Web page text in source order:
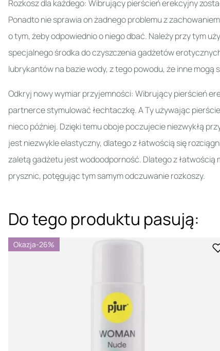
Rozkosz dla każdego: Wibrujący pierścień erekcyjny
Ponadto nie sprawia on żadnego problemu z
o tym, żeby odpowiednio o niego dbać. Należy przy tym
specjalnego środka do czyszczenia gadżetów
lubrykantów na bazie wody, z tego powodu, że inne
Odkryj nowy wymiar przyjemności: Wibrujący pierścień
partnerce stymulować łechtaczkę. A Ty używając
nieco później. Dzięki temu oboje poczujecie niezwykłą
jest niezwykle elastyczny, dlatego z łatwością się
zaletą gadżetu jest wodoodporność. Dlatego z
prysznic, potęgując tym samym odczuwanie rozkoszy.
Do tego produktu pasują:
Okazja-26%